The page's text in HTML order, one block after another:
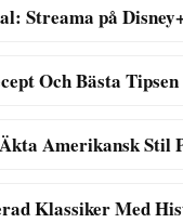
Streama på
Och Bästa Tipsen
Amerikansk Stil
Klassiker Med